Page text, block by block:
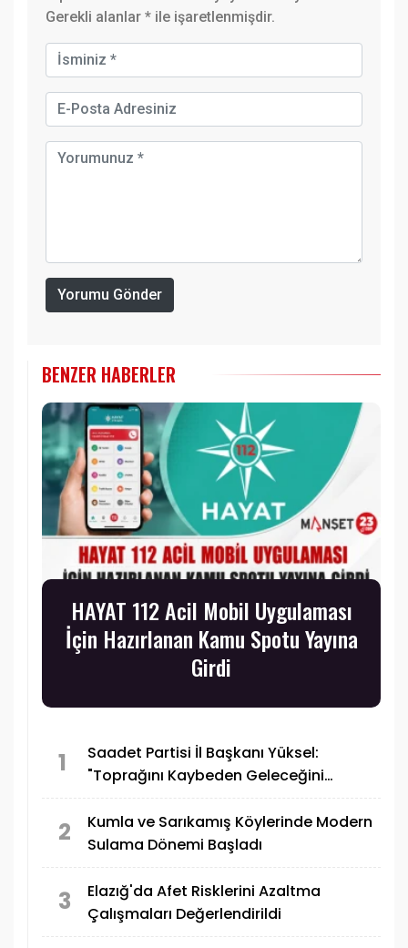
Gerekli alanlar * ile işaretlenmişdir.
Yorumu Gönder
BENZER HABERLER
HAYAT 112 Acil Mobil Uygulaması
İçin Hazırlanan Kamu Spotu Yayına
Girdi
1
Saadet Partisi İl Başkanı Yüksel:
"Toprağını Kaybeden Geleceğini
2
Kumla ve Sarıkamış Köylerinde Modern
Sulama Dönemi Başladı
3
Elazığ'da Afet Risklerini Azaltma
Çalışmaları Değerlendirildi